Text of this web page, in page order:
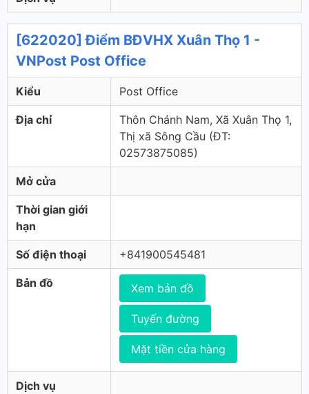
[622020] Điểm BĐVHX Xuân Thọ 1 -
VNPost Post Office
Kiểu Post Office
Địa chỉ
Thôn Chánh Nam, Xã Xuân Thọ 1,
Thị xã Sông Cầu (ÐT:
02573875085)
Mở cửa
Thời gian giới
hạn
Số điện thoại +841900545481
Bản đồ Xem bản đồ
Tuyến đường
Mặt tiền cửa hàng
Dịch vụ